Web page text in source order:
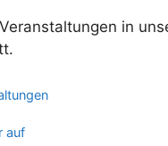
in
auf